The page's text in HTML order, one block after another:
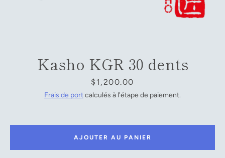
Kasho KGR 30 dents
Prix
$1,200.00
Frais de portcalculés à l'étape de paiement.
AJOUTER AU PANIER